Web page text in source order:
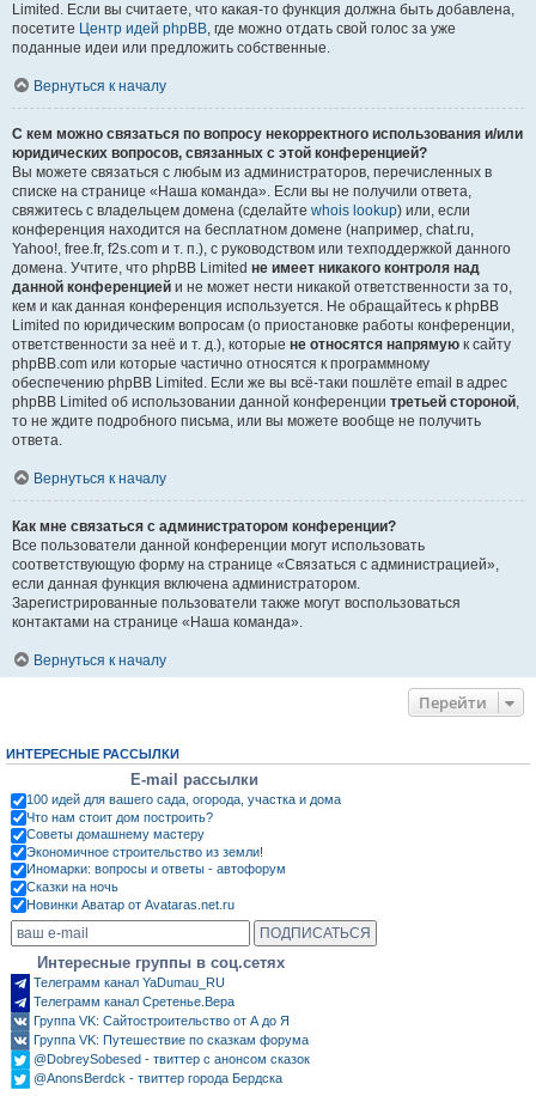
Limited. Если вы считаете, что какая-то функция должна быть добавлена,
посетите Центр идей phpBB, где можно отдать свой голос за уже
поданные идеи или предложить собственные.
Вернуться к началу
С кем можно связаться по вопросу некорректного использования и/или
юридических вопросов, связанных с этой конференцией?
Вы можете связаться с любым из администраторов, перечисленных в
списке на странице «Наша команда». Если вы не получили ответа,
свяжитесь с владельцем домена (сделайте whois lookup) или, если
конференция находится на бесплатном домене (например, chat.ru,
Yahoo!, free.fr, f2s.com и т. п.), с руководством или техподдержкой данного
домена. Учтите, что phpBB Limited не имеет никакого контроля над
данной конференцией и не может нести никакой ответственности за то,
кем и как данная конференция используется. Не обращайтесь к phpBB
Limited по юридическим вопросам (о приостановке работы конференции,
ответственности за неё и т. д.), которые не относятся напрямую к сайту
phpBB.com или которые частично относятся к программному
обеспечению phpBB Limited. Если же вы всё-таки пошлёте email в адрес
phpBB Limited об использовании данной конференции третьей стороной,
то не ждите подробного письма, или вы можете вообще не получить
ответа.
Вернуться к началу
Как мне связаться с администратором конференции?
Все пользователи данной конференции могут использовать
соответствующую форму на странице «Связаться с администрацией»,
если данная функция включена администратором.
Зарегистрированные пользователи также могут воспользоваться
контактами на странице «Наша команда».
Вернуться к началу
Перейти
ИНТЕРЕСНЫЕ РАССЫЛКИ
E-mail рассылки
100 идей для вашего сада, огорода, участка и дома
Что нам стоит дом построить?
Советы домашнему мастеру
Экономичное строительство из земли!
Иномарки: вопросы и ответы - автофорум
Сказки на ночь
Новинки Аватар от Avataras.net.ru
Интересные группы в соц.сетях
Телеграмм канал YaDumau_RU
Телеграмм канал Сретенье.Вера
Группа VK: Сайтостроительство от А до Я
Группа VK: Путешествие по сказкам форума
@DobreySobesed - твиттер с анонсом сказок
@AnonsBerdck - твиттер города Бердска